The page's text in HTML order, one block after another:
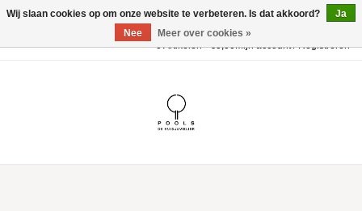
0 Artikelen - €0,00Mijn account / Registreren
Wij slaan cookies op om onze website te verbeteren. Is dat akkoord?
Ja
Nee
Meer over cookies »